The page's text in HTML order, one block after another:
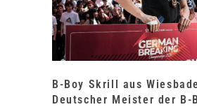
B-Boy Skrill aus
Deutscher Meister der B-